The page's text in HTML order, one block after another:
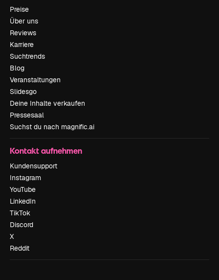
Preise
Über uns
Reviews
Karriere
Suchtrends
Blog
Veranstaltungen
Slidesgo
Deine Inhalte verkaufen
Pressesaal
Suchst du nach magnific.ai
Kontakt aufnehmen
Kundensupport
Instagram
YouTube
LinkedIn
TikTok
Discord
X
Reddit